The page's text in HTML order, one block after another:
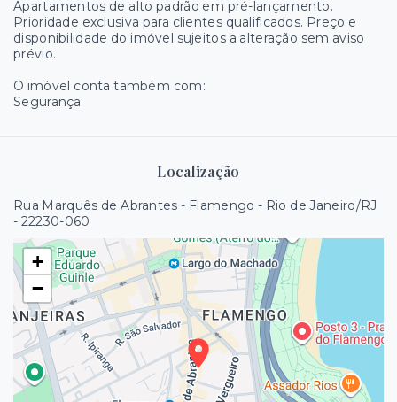
Apartamentos de alto padrão em pré-lançamento.
Prioridade exclusiva para clientes qualificados. Preço e
disponibilidade do imóvel sujeitos a alteração sem aviso
prévio.
O imóvel conta também com:
Segurança
Localização
Rua Marquês de Abrantes - Flamengo - Rio de Janeiro/RJ
- 22230-060
+
−